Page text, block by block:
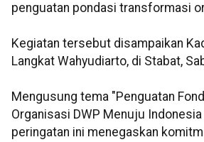
penguatan pondasi transformasi
Kegiatan tersebut disampaikan
Langkat Wahyudiarto, di Stabat,
Mengusung tema "Penguatan
Organisasi DWP Menuju
peringatan ini menegaskan